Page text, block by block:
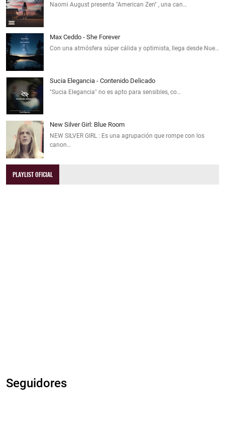
Naomi August presenta "American Zen" , una can…
Max Ceddo - She Forever
Con una atmósfera súper cálida y optimista, llega desde Nue…
Sucia Elegancia - Contenido Delicado
"Sucia Elegancia" no es apto para sensibles, co…
New Silver Girl: Blue Room
NEW SILVER GIRL : Es una agrupación que rompe con los
canon…
PLAYLIST OFICIAL
Seguidores